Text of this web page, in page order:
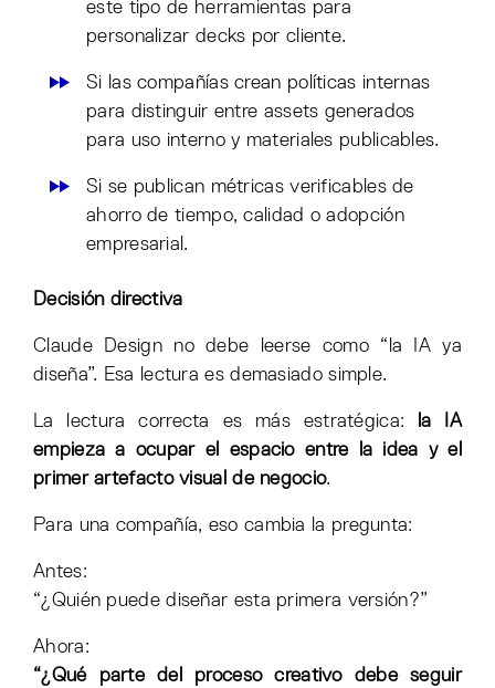
este tipo de herramientas para
personalizar decks por cliente.
Si las compañías crean políticas internas
para distinguir entre assets generados
para uso interno y materiales publicables.
Si se publican métricas verificables de
ahorro de tiempo, calidad o adopción
empresarial.
Decisión directiva
Claude Design no debe leerse como “la IA ya
diseña”. Esa lectura es demasiado simple.
La lectura correcta es más estratégica:
la IA
empieza a ocupar el espacio entre la idea y el
primer artefacto visual de negocio.
Para una compañía, eso cambia la pregunta:
Antes:
“¿Quién puede diseñar esta primera versión?”
Ahora:
“¿Qué parte del proceso creativo debe seguir